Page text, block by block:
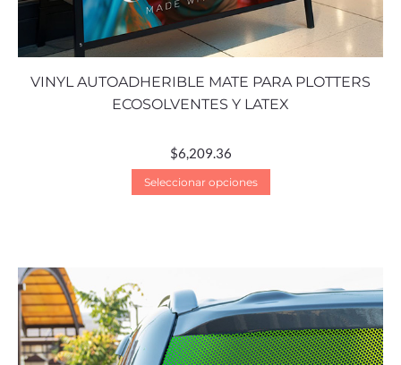
VINYL AUTOADHERIBLE MATE PARA PLOTTERS
ECOSOLVENTES Y LATEX
$6,209.36
Seleccionar opciones